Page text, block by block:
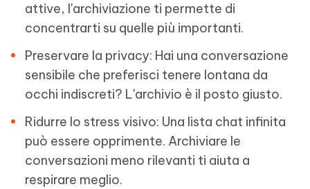
attive, l'archiviazione ti permette di
concentrarti su quelle più importanti.
Preservare la privacy: Hai una conversazione
sensibile che preferisci tenere lontana da
occhi indiscreti? L'archivio è il posto giusto.
Ridurre lo stress visivo: Una lista chat infinita
può essere opprimente. Archiviare le
conversazioni meno rilevanti ti aiuta a
respirare meglio.